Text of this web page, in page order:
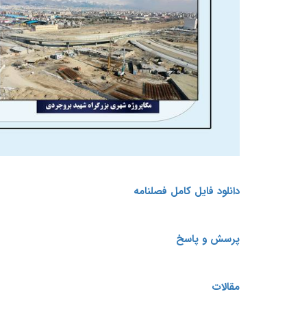
دانلود فایل کامل فصلنامه
پرسش و پاسخ
مقالات